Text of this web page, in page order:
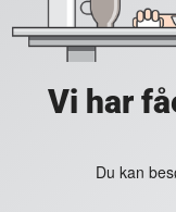
Vi har
Du kan